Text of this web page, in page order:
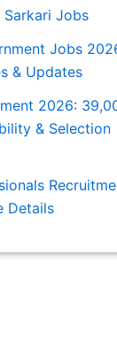
Jobs
Jobs
& Updates
2026:
& Selection
Details